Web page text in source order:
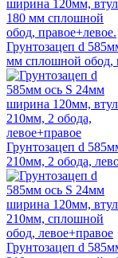
Грунтозацеп d
мм сплошной обод,
Грунтозацеп d
210мм, 2 обода,
Грунтозацеп d